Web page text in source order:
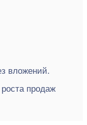
вложений.
продаж